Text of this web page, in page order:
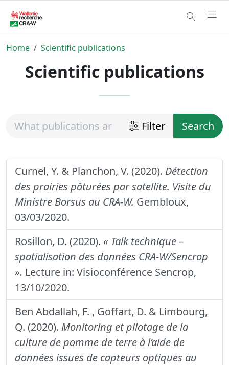
Home Scientific publications
Scientific publications
Filter Search
Curnel, Y. & Planchon, V. (2020). Détection
des prairies pâturées par satellite. Visite du
Ministre Borsus au CRA-W. Gembloux,
03/03/2020.
Rosillon, D. (2020). « Talk technique –
spatialisation des données CRA-W/Sencrop
». Lecture in: Visioconférence Sencrop,
13/10/2020.
Ben Abdallah, F. , Goffart, D. & Limbourg,
Q. (2020). Monitoring et pilotage de la
culture de pomme de terre à l’aide de
données issues de capteurs optiques au